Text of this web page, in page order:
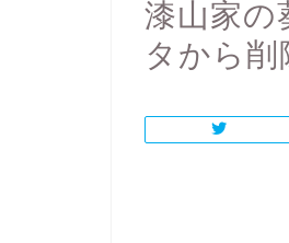
漆山家の
タから削